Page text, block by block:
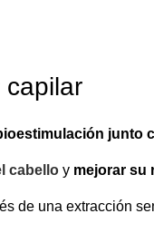
capilar
junto
cabello y mejorar su
de una extracción